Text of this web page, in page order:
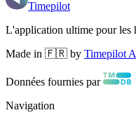
Timepilot
L'application ultime pour les
Made in 🇫🇷 by Timepilot
Données fournies par
Navigation